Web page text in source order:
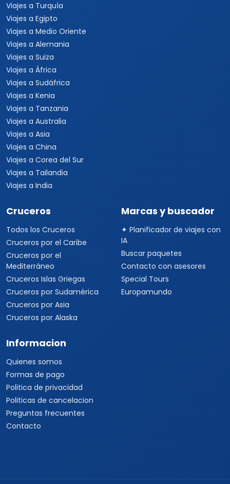
Viajes a Turquía
Viajes a Egipto
Viajes a Medio Oriente
Viajes a Alemania
Viajes a Suiza
Viajes a África
Viajes a Sudáfrica
Viajes a Kenia
Viajes a Tanzania
Viajes a Australia
Viajes a Asia
Viajes a China
Viajes a Corea del Sur
Viajes a Tailandia
Viajes a India
Cruceros
Todos los Cruceros
Cruceros por el Caribe
Cruceros por el
Mediterráneo
Cruceros Islas Griegas
Cruceros por Sudamérica
Cruceros por Asia
Cruceros por Alaska
Marcas y buscador
✦ Planificador de viajes con
IA
Buscar paquetes
Contacto con asesores
Special Tours
Europamundo
Informacion
Quienes somos
Formas de pago
Politica de privacidad
Politicas de cancelacion
Preguntas frecuentes
Contacto